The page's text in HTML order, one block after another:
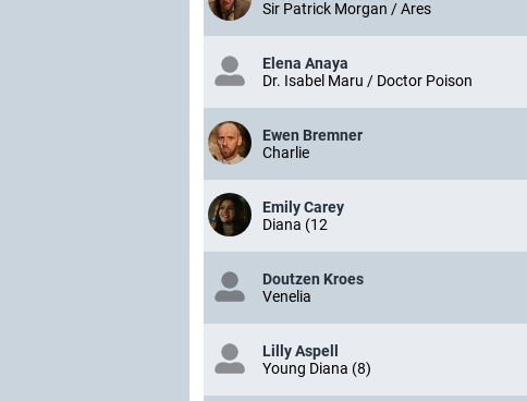
Sir Patrick Morgan / Ares
Elena Anaya
Dr. Isabel Maru / Doctor Poison
Ewen Bremner
Charlie
Emily Carey
Diana (12
Doutzen Kroes
Venelia
Lilly Aspell
Young Diana (8)